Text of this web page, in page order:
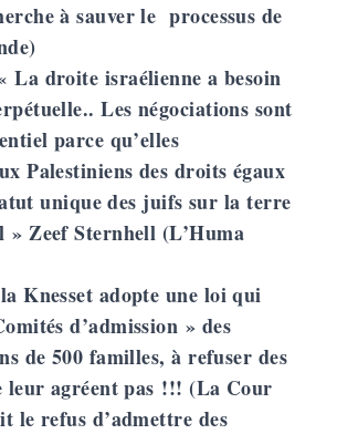
à sauver le processus de
La droite israélienne a besoin
Les négociations sont
parce qu’elles
Palestiniens des droits égaux
unique des juifs sur la terre
Zeef Sternhell (L’Huma
Knesset adopte une loi qui
d’admission » des
de 500 familles, à refuser des
leur agréent pas !!! (La Cour
le refus d’admettre des